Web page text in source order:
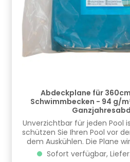
Abdeckplane für
Schwimmbecken - 94 g/
Unverzichtbar für jeden Pool
schützen Sie Ihren Pool vor
dem Auskühlen. Die Plane
gespannt und mit Hilfe des
Informationen zur Produktsicherheit
Sofort verfügbar,